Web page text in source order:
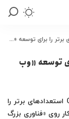
«وب 3» استخدام می‌کنند
توسعه «وب
شرکت‌های رمزنگاری مانند Polygon و Circle استعدادهای برتر را
روی «فناوری بزرگ